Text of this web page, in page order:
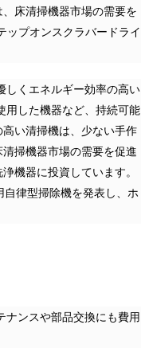
床清掃機器市場の需要を
プオンスクラバードライ
しくエネルギー効率の高い
用した機器など、持続可能
い清掃機は、少ない手作
掃機器市場の需要を促進
機器に投資しています。
律型掃除機を発表し、ホ
ナンスや部品交換にも費用